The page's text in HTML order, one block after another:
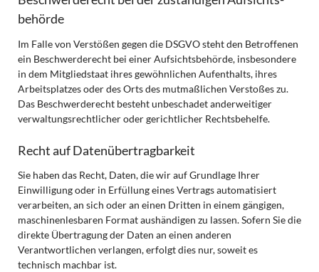
behörde
Im Falle von Verstößen gegen die DSGVO steht den Betroffenen
ein Beschwerderecht bei einer Aufsichtsbehörde, insbesondere
in dem Mitgliedstaat ihres gewöhnlichen Aufenthalts, ihres
Arbeitsplatzes oder des Orts des mutmaßlichen Verstoßes zu.
Das Beschwerderecht besteht unbeschadet anderweitiger
verwaltungsrechtlicher oder gerichtlicher Rechtsbehelfe.
Recht auf Daten­übertrag­barkeit
Sie haben das Recht, Daten, die wir auf Grundlage Ihrer
Einwilligung oder in Erfüllung eines Vertrags automatisiert
verarbeiten, an sich oder an einen Dritten in einem gängigen,
maschinenlesbaren Format aushändigen zu lassen. Sofern Sie die
direkte Übertragung der Daten an einen anderen
Verantwortlichen verlangen, erfolgt dies nur, soweit es
technisch machbar ist.